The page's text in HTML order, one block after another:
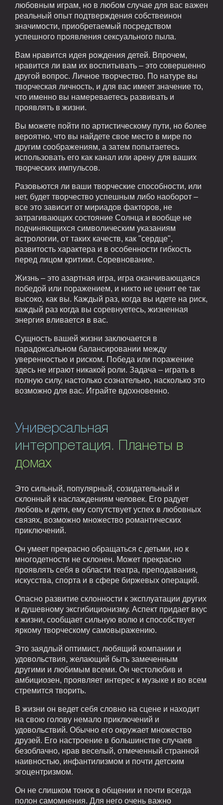
любовным играм, но в любом случае для вас важен
реальный опыт подтверждения собствеинон
значимости, приобретаемый посредством
успешного проявления сексуального пыла.
Вам нравится идея рождения детей. Впрочем,
нравится ли вам их воспитывать – это совершенно
другой вопрос. Личное творчество. По натуре вы
творческая личность, и для вас имеет значение то,
что именно вы намереваетесь развивать и
проявлять в жизни.
Вы можете пойти по артистическому пути, но более
вероятно, что вы найдете свое место в мире по
другим соображениям, а затем попытаетесь
использовать его как канал или арену для ваших
творческих импульсов.
Разовьются ли ваши творческие способности, или
нет, будет творчество успешным либо наоборот –
все это зависит от мириадов факторов, не
затрагивающих состояние Солнца и вообще не
подчиняющихся символическим указаниям
астрологии, от таких качеств, как "сердце",
развитость характера и в особенности гибкость
перед лицом критики. Соревнование.
Жизнь – это азартная игра, игра оканчивающаяся
победой или поражением, и никто не ценит ее так
высоко, как вы. Каждый раз, когда вы идете на риск,
каждый раз когда вы соревнуетесь, жизненная
энергия вливается в вас.
Сущность вашей жизни заключается в
парадоксальном балансировании между
уверенностью и риском. Победа или поражение
здесь не играют никакой роли. Задача – играть в
полную силу, настолько сознательно, насколько это
возможно для вас. Играйте вдохновенно.
Универсальная
интерпретация. Планеты в
домах
Это сильный, популярный, созидательный и
склонный к наслаждениям человек. Его радует
любовь и дети, ему сопутствует успех в любовных
связях, возможно множество романтических
приключений.
Он умеет прекрасно обращаться с детьми, но к
многодетности не склонен. Может прекрасно
проявлять себя в области театра, преподавания,
искусства, спорта и в сфере биржевых операций.
Опасно развитие склонности к эксплуатации других
и душевному эксгибиционизму. Аспект придает вкус
к жизни, сообщает сильную волю и способствует
яркому творческому самовыражению.
Это заядлый оптимист, любящий компании и
удовольствия, желающий быть замеченным
другими и любимым всеми. Он честолюбив и
амбициозен, проявляет интерес к музыке и во всем
стремится творить.
В жизни он ведет себя словно на сцене и находит
на свою голову немало приключений и
удовольствий. Обычно его окружает множество
друзей. Его настроение в большинстве случаев
безоблачно, нрав веселый, отмеченный странной
наивностью, инфантилизмом и почти детским
эгоцентризмом.
Он не слишком тонок в общении и почти всегда
полон самомнения. Для него очень важно